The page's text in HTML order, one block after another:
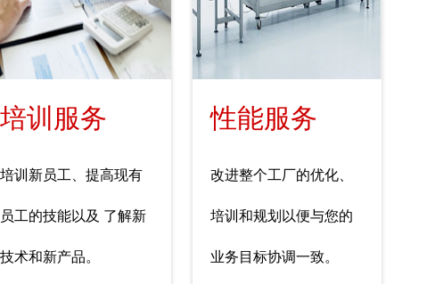
培训服务
培训新员工、提高现有
员工的技能以及 了解新
技术和新产品。
性能服务
改进整个工厂的优化、
培训和规划以便与您的
业务目标协调一致。